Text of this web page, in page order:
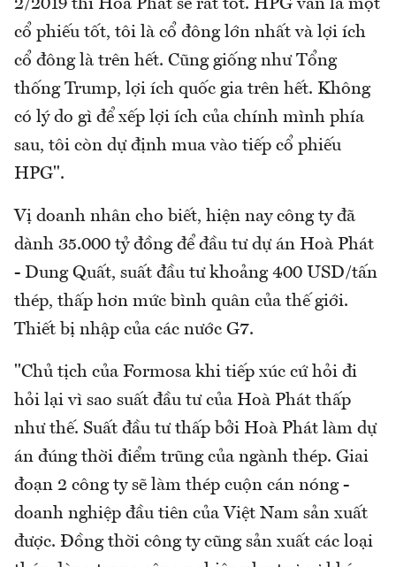
2/2019 thì Hoà Phát sẽ rất tốt. HPG vẫn là một
cổ phiếu tốt, tôi là cổ đông lớn nhất và lợi ích
cổ đông là trên hết. Cũng giống như Tổng
thống Trump, lợi ích quốc gia trên hết. Không
có lý do gì để xếp lợi ích của chính mình phía
sau, tôi còn dự định mua vào tiếp cổ phiếu
HPG".
Vị doanh nhân cho biết, hiện nay công ty đã
dành 35.000 tỷ đồng để đầu tư dự án Hoà Phát
- Dung Quất, suất đầu tư khoảng 400 USD/tấn
thép, thấp hơn mức bình quân của thế giới.
Thiết bị nhập của các nước G7.
"Chủ tịch của Formosa khi tiếp xúc cứ hỏi đi
hỏi lại vì sao suất đầu tư của Hoà Phát thấp
như thế. Suất đầu tư thấp bởi Hoà Phát làm dự
án đúng thời điểm trũng của ngành thép. Giai
đoạn 2 công ty sẽ làm thép cuộn cán nóng -
doanh nghiệp đầu tiên của Việt Nam sản xuất
được. Đồng thời công ty cũng sản xuất các loại